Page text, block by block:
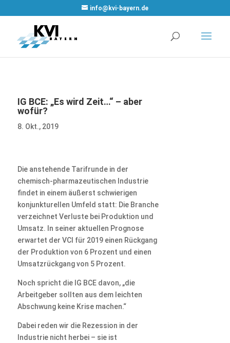
info@kvi-bayern.de
IG BCE: „Es wird Zeit…“ – aber
wofür?
8. Okt., 2019
Die anstehende Tarifrunde in der
chemisch-pharmazeutischen Industrie
findet in einem äußerst schwierigen
konjunkturellen Umfeld statt: Die Branche
verzeichnet Verluste bei Produktion und
Umsatz. In seiner aktuellen Prognose
erwartet der VCI für 2019 einen Rückgang
der Produktion von 6 Prozent und einen
Umsatzrückgang von 5 Prozent.
Noch spricht die IG BCE davon, „die
Arbeitgeber sollten aus dem leichten
Abschwung keine Krise machen.“
Dabei reden wir die Rezession in der
Industrie nicht herbei – sie ist
Cookie Plugin
Cookie Banner